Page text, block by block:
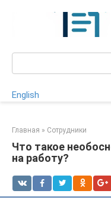
English
Главная » Сотрудники
Что такое
на работу?